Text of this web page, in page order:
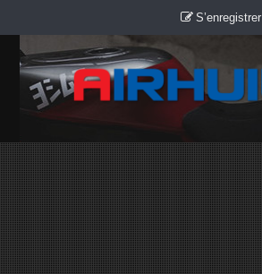
S’enregistrer